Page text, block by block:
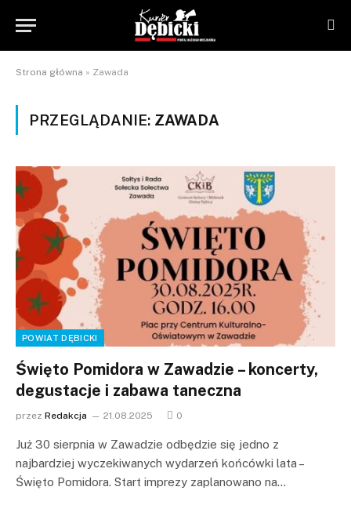
Strona główna » Zawada
PRZEGLĄDANIE: ZAWADA
POWIAT DĘBICKI
Święto Pomidora w Zawadzie – koncerty,
degustacje i zabawa taneczna
przez Redakcja 21.08.2025 0
Już 30 sierpnia w Zawadzie odbędzie się jedno z
najbardziej wyczekiwanych wydarzeń końcówki lata –
Święto Pomidora. Start imprezy zaplanowano na…